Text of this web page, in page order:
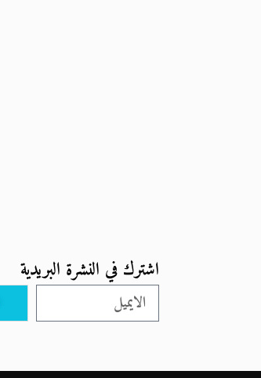
اشترك في النشرة البريدية